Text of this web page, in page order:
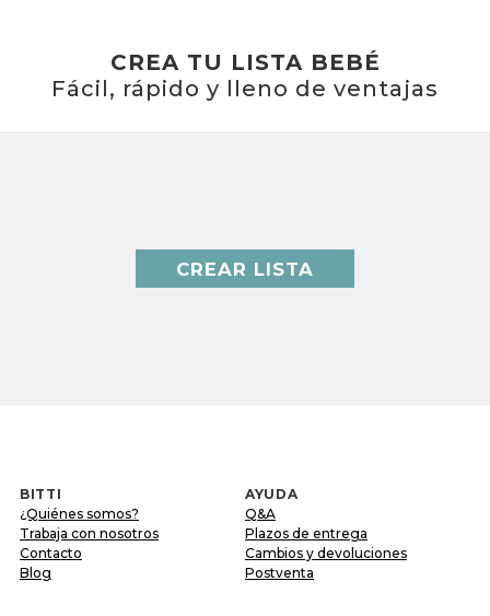
CREA TU LISTA BEBÉ
Fácil, rápido y lleno de ventajas
CREAR LISTA
BITTI
¿Quiénes somos?
Trabaja con nosotros
Contacto
Blog
AYUDA
Q&A
Plazos de entrega
Cambios y devoluciones
Postventa